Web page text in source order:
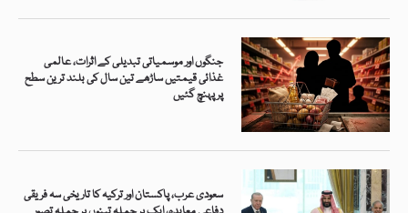
جنگوں اور موسمیاتی تبدیلی کے اثرات، عالمی
غذائی قیمتیں ساڑھے تین سال کی بلند ترین سطح
پر پہنچ گئیں
سعودی عرب، پاکستان اور ترکیہ کا تاریخی سہ فریقی